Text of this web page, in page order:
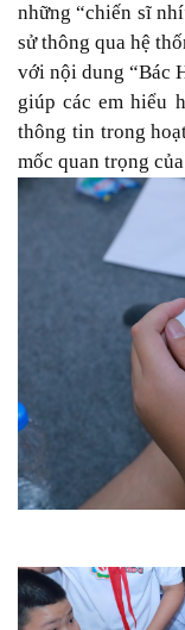
những “chiến sĩ
sử thông qua hệ
với nội dung “Bác
giúp các em hiểu
thông tin trong
mốc quan trọng